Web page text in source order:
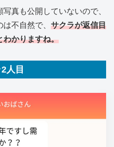
真も公開していないので、
不自然で、 サクラが返信目
わかりますね。
人目